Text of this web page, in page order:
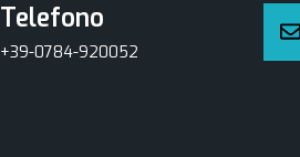
Telefono
+39-0784-920052